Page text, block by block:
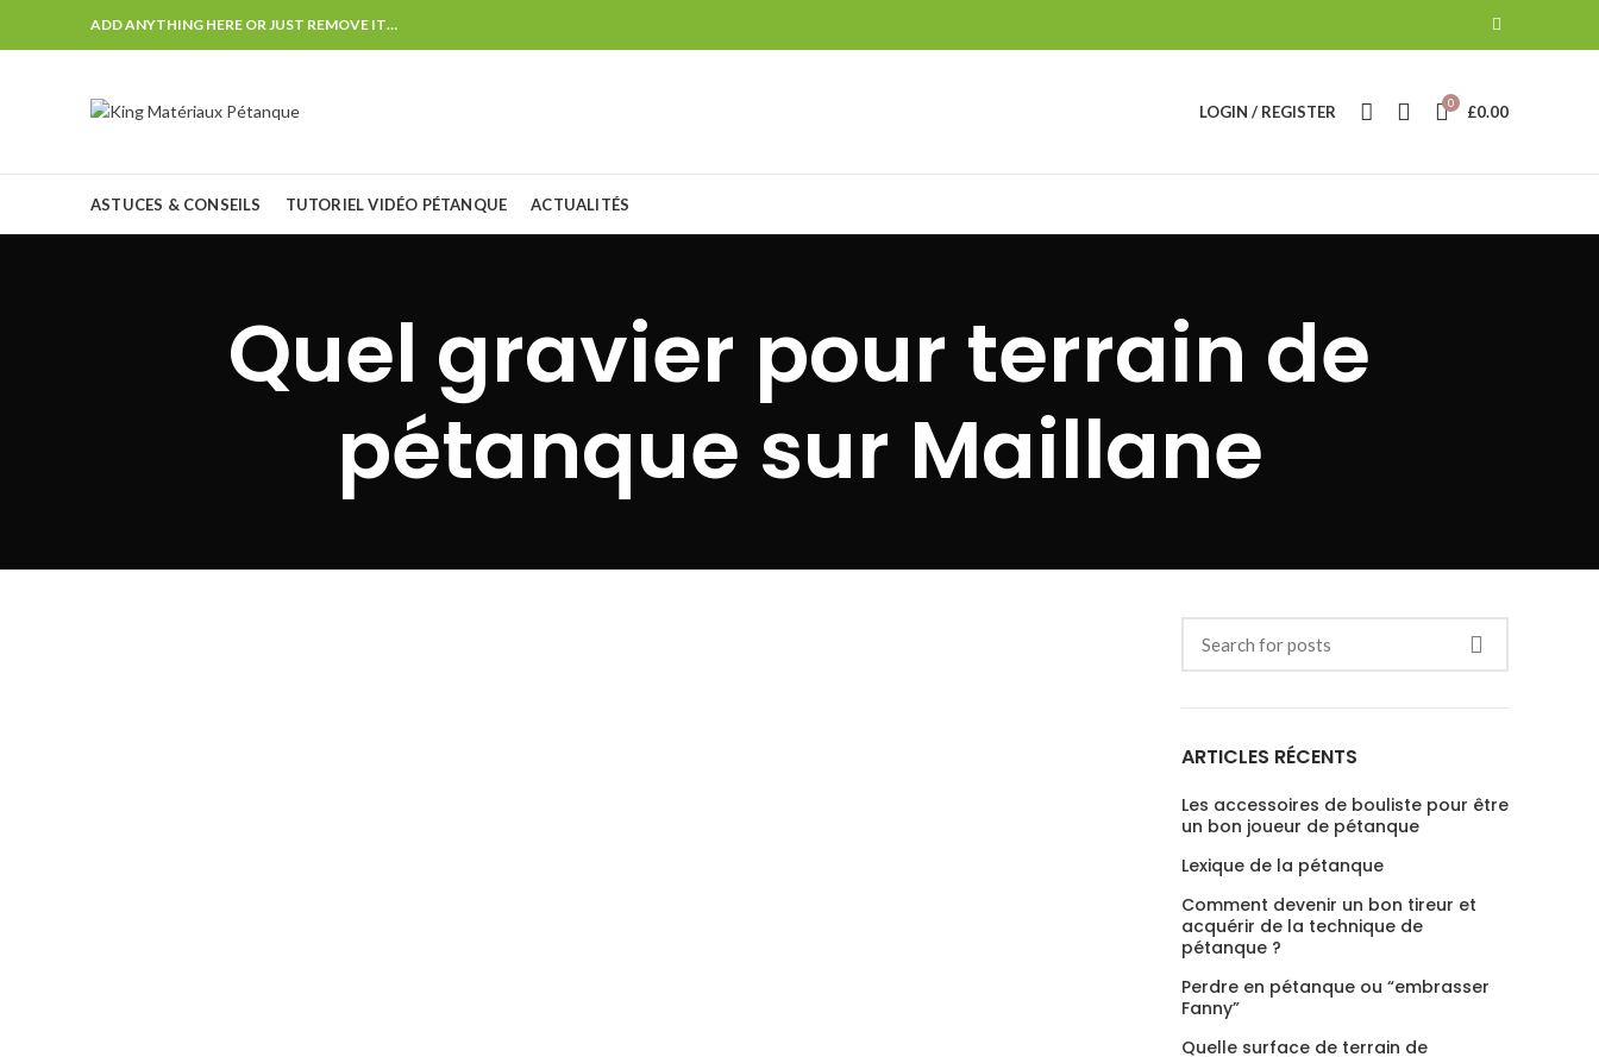
ADD ANYTHING HERE OR JUST REMOVE IT…
LOGIN / REGISTER 0 £0.00
ASTUCES & CONSEILS TUTORIEL VIDÉO PÉTANQUE ACTUALITÉS
Quel gravier pour terrain de
pétanque sur Maillane
ARTICLES RÉCENTS
Les accessoires de bouliste pour être
un bon joueur de pétanque
Lexique de la pétanque
Comment devenir un bon tireur et
acquérir de la technique de
pétanque ?
Perdre en pétanque ou “embrasser
Fanny”
Quelle surface de terrain de